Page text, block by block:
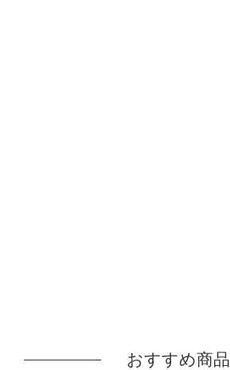
おすすめ商品